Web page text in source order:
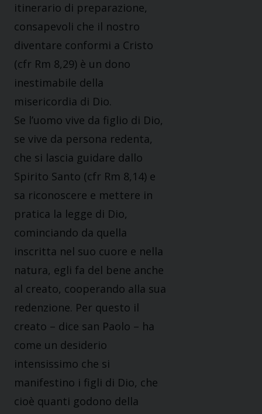
itinerario di preparazione,
consapevoli che il nostro
diventare conformi a Cristo
(cfr Rm 8,29) è un dono
inestimabile della
misericordia di Dio.
Se l’uomo vive da figlio di Dio,
se vive da persona redenta,
che si lascia guidare dallo
Spirito Santo (cfr Rm 8,14) e
sa riconoscere e mettere in
pratica la legge di Dio,
cominciando da quella
inscritta nel suo cuore e nella
natura, egli fa del bene anche
al creato, cooperando alla sua
redenzione. Per questo il
creato – dice san Paolo – ha
come un desiderio
intensissimo che si
manifestino i figli di Dio, che
cioè quanti godono della